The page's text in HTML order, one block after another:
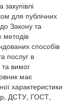
для публічних
Закону та
методів
способів
послуг в
та вимог
має
характеристики
ДСТУ, ГОСТ,